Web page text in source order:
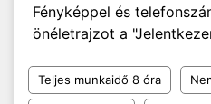
Fényképpel és
önéletrajzot a
Teljes munkaidő 8 óra